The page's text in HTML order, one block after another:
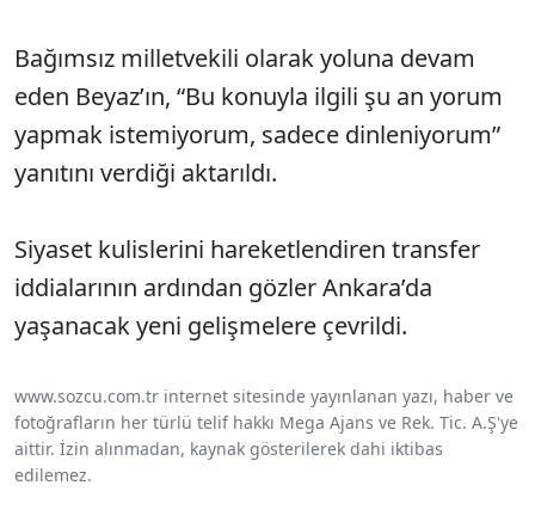
Bağımsız milletvekili olarak yoluna devam
eden Beyaz’ın, “Bu konuyla ilgili şu an yorum
yapmak istemiyorum, sadece dinleniyorum”
yanıtını verdiği aktarıldı.
Siyaset kulislerini hareketlendiren transfer
iddialarının ardından gözler Ankara’da
yaşanacak yeni gelişmelere çevrildi.
www.sozcu.com.tr internet sitesinde yayınlanan yazı, haber ve
fotoğrafların her türlü telif hakkı Mega Ajans ve Rek. Tic. A.Ş'ye
aittir. İzin alınmadan, kaynak gösterilerek dahi iktibas
edilemez.